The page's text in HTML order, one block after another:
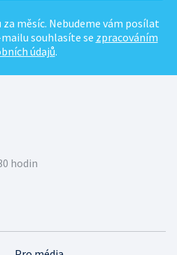
měsíc. Nebudeme vám posílat
souhlasíte se zpracováním
údajů.